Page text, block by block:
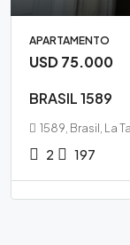
APARTAMENTO
USD 75.000
BRASIL 1589
1589, Brasil, La
2 197